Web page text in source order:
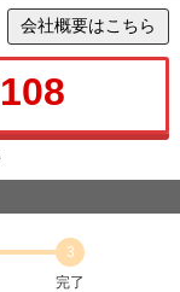
会社概要はこちら
3
完了